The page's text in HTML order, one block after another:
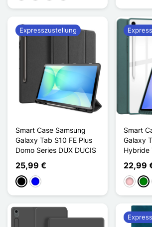
Smart Case Samsung
Galaxy Tab S10 FE Plus
Domo Series DUX DUCIS
25,99 €
Schwarz
Blau
Expresszustellung
Smart
Galaxy
Hybride
22,99
Pink